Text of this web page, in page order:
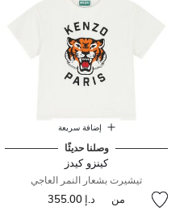
إضافة سريعة
وصلنا حديثًا
كينزو كيدز
تيشيرت بشعار النمر العاجي
من د.إ 355.00